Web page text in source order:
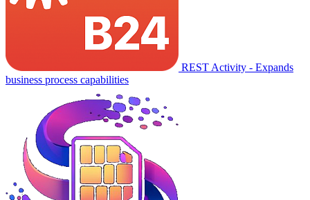
REST Activity - Expands
business process capabilities